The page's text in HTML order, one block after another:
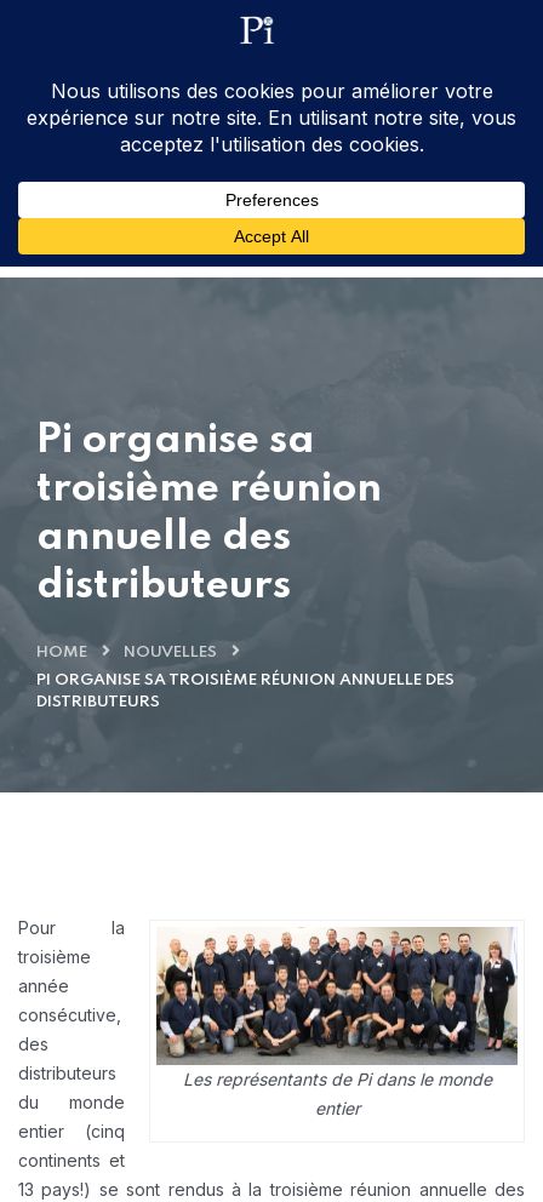
ventes@processinstruments.fr
Pi organise sa
troisième réunion
annuelle des
distributeurs
HOME
NOUVELLES
PI ORGANISE SA TROISIÈME RÉUNION ANNUELLE DES
DISTRIBUTEURS
Les représentants de Pi dans le monde
entier
Pour la
troisième
année
consécutive,
des
distributeurs
du monde
entier (cinq
continents et
13 pays!) se sont rendus à la troisième réunion annuelle des